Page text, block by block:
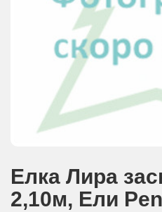
Елка Лира
2,10м, Eли
О КОМПАНИИ
ПАРТНЕРАМ
КОНТАКТЫ
СЕРТИФИКАТЫ